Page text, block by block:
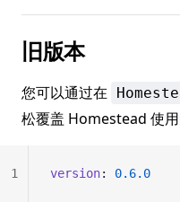
旧版本
您可以通过在
松覆盖 Homestead 使用
version: 0.6.0
1